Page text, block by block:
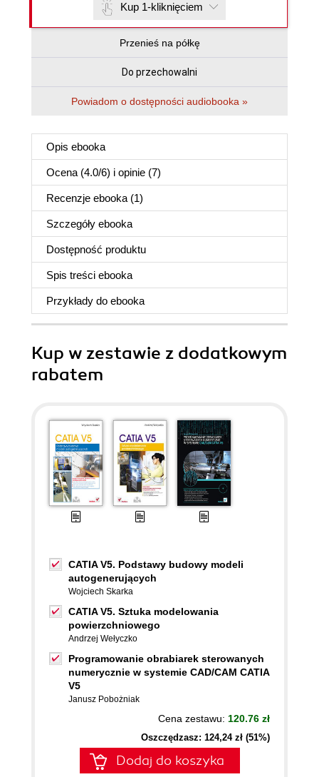
Kup 1-kliknięciem
Przenieś na półkę
Do przechowalni
Powiadom o dostępności audiobooka »
Opis ebooka
Ocena (4.0/6) i opinie (7)
Recenzje ebooka (1)
Szczegóły ebooka
Dostępność produktu
Spis treści ebooka
Przykłady do ebooka
Kup w zestawie z dodatkowym
rabatem
CATIA V5. Podstawy budowy modeli
autogenerujących
Wojciech Skarka
CATIA V5. Sztuka modelowania
powierzchniowego
Andrzej Wełyczko
Programowanie obrabiarek sterowanych
numerycznie w systemie CAD/CAM CATIA
V5
Janusz Pobożniak
Cena zestawu: 120.76 zł
Oszczędzasz: 124,24 zł (51%)
Dodaj do koszyka